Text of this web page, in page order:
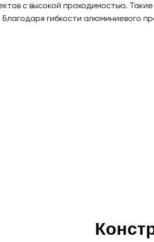
с высокой проходимостью.
гибкости алюминиевого